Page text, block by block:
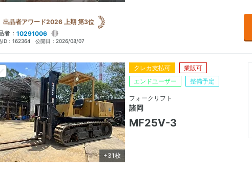
出品者アワード2026 上期 第3位
者： 10291006
ID： 162364 公開日： 2026/08/07
+31枚
クレカ支払可
業販可
エンドユーザー
整備予定
フォークリフト
諸岡
MF25V-3